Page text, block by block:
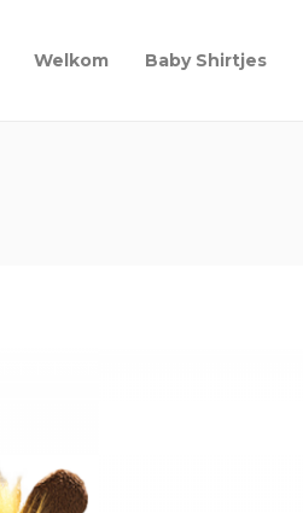
Welkom Baby Shirtjes